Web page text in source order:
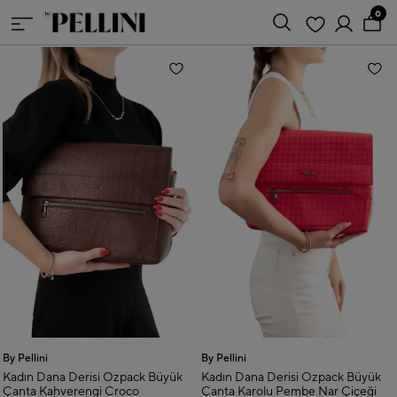
0
By Pellini
Kadın Dana Derisi Ozpack Büyük
Çanta Kahverengi Croco
By Pellini
Kadın Dana Derisi Ozpack Büyük
Çanta Karolu Pembe Nar Çiçeği